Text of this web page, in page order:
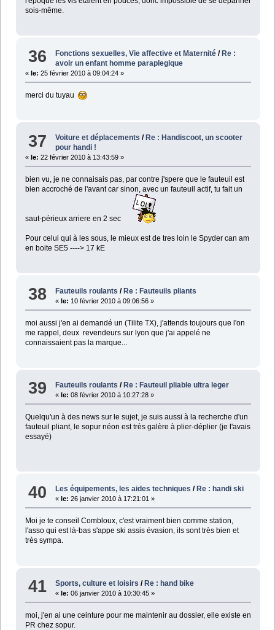
sois-même.
36 Fonctions sexuelles, Vie affective et Maternité /Re :
avoir un enfant homme paraplegique
« le: 25 février 2010 à 09:04:24 »
merci du tuyau
37 Voiture et déplacements / Re : Handiscoot, un scooter
pour handi !
« le: 22 février 2010 à 13:43:59 »
bien vu, je ne connaisais pas, par contre j'spere que le fauteuil est
bien accroché de l'avant car sinon, avec un fauteuil actif, tu fait un
saut-périeux arriere en 2 sec
Pour celui qui à les sous, le mieux est de tres loin le Spyder can am
en boite SE5 ----> 17 kE
38 Fauteuils roulants /Re : Fauteuils pliants
«le: 10 février 2010 à 09:06:56 »
moi aussi j'en ai demandé un (Tilite TX), j'attends toujours que l'on
me rappel, deux revendeurs sur lyon que j'ai appelé ne
connaissaient pas la marque...
39 Fauteuils roulants / Re : Fauteuil pliable ultra leger
«le: 08 février 2010 à 10:27:28 »
Quelqu'un à des news sur le sujet, je suis aussi à la recherche d'un
fauteuil pliant, le sopur néon est très galère à plier-déplier (je l'avais
essayé)
40 Les équipements, les aides techniques / Re : handi ski
« le: 26 janvier 2010 à 17:21:01 »
Moi je te conseil Combloux, c'est vraiment bien comme station,
l'asso qui est là-bas s'appe ski assis évasion, ils sont très bien et
très sympa.
41 Sports, culture et loisirs / Re : hand bike
«le: 06 janvier 2010 à 10:30:45 »
moi, j'en ai une ceinture pour me maintenir au dossier, elle existe en
PR chez sopur.